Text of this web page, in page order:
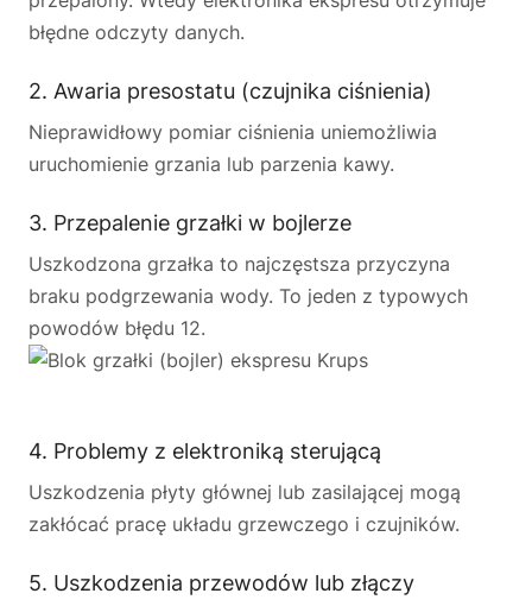
błędne odczyty danych.
2. Awaria presostatu (czujnika ciśnienia)
Nieprawidłowy pomiar ciśnienia uniemożliwia
uruchomienie grzania lub parzenia kawy.
3. Przepalenie grzałki w bojlerze
Uszkodzona grzałka to najczęstsza przyczyna
braku podgrzewania wody. To jeden z typowych
powodów błędu 12.
4. Problemy z elektroniką sterującą
Uszkodzenia płyty głównej lub zasilającej mogą
zakłócać pracę układu grzewczego i czujników.
5. Uszkodzenia przewodów lub złączy